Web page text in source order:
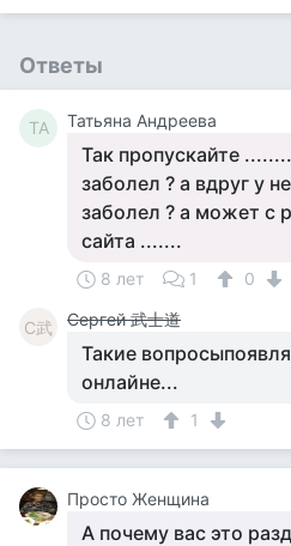
Ответы
ТА Татьяна Андреева
Так пропускайте
заболел ? а вдруг у
заболел ? а может с
сайта .......
8 лет 1 0
С武 Сергей 武士道
Такие
онлайне...
8 лет 1
Просто Женщина
А почему вас это